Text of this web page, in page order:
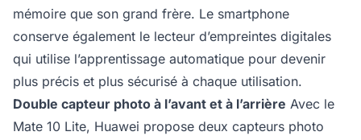
mémoire que son grand frère. Le smartphone
conserve également le lecteur d’empreintes digitales
qui utilise l’apprentissage automatique pour devenir
plus précis et plus sécurisé à chaque utilisation.
Double capteur photo à l’avant et à l’arrière Avec le
Mate 10 Lite, Huawei propose deux capteurs photo